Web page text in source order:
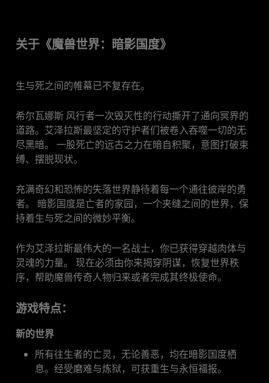
关于《魔兽世界：暗影国度》
生与死之间的帷幕已不复存在。
希尔瓦娜斯 风行者一次毁灭性的行动撕开了通向冥界的
道路。艾泽拉斯最坚定的守护者们被卷入吞噬一切的无
尽黑暗。 一股死亡的远古之力在暗自积聚，意图打破束
缚、摆脱现状。
充满奇幻和恐怖的失落世界静待着每一个通往彼岸的勇
者。 暗影国度是亡者的家园，一个夹缝之间的世界，保
持着生与死之间的微妙平衡。
作为艾泽拉斯最伟大的一名战士，你已获得穿越肉体与
灵魂的力量。 现在必须由你来揭穿阴谋，恢复世界秩
序，帮助魔兽传奇人物归来或者完成其终极使命。
游戏特点：
新的世界
所有往生者的亡灵，无论善恶，均在暗影国度栖
息。经受磨难与炼狱，可获重生与永恒福报。